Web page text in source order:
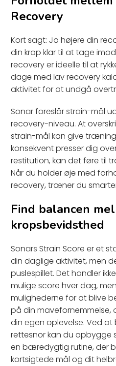
Recovery
Kort sagt: Jo højere din
din krop klar til at tage
recovery er ideelle til at
dage med lav recovery
aktivitet for at undgå
Sonar foreslår strain-mål
recovery-niveau. At
strain-mål kan give
konsekvent presser dig
restitution, kan det føre til
Når du holder øje med
recovery, træner du
Find balancen
kropsbevidsthed
Sonars Strain Score er et
din daglige aktivitet, men
puslespillet. Det handler
mulige score hver dag,
mulighederne for at blive
på din
din egen oplevelse. Ved at
rettesnor kan du opbygge
en bæredygtig rutine, der
kortsigtede mål og dit